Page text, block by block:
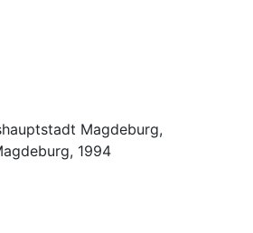
Magdeburg,
1994